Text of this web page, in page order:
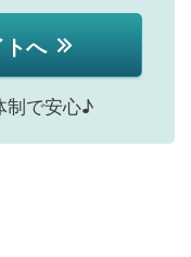
へ
制で安心♪